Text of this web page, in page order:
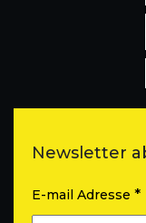
Newsletter
E-mail Adresse *